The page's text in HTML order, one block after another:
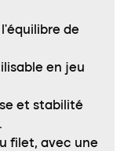
de
en jeu
et stabilité
filet, avec une